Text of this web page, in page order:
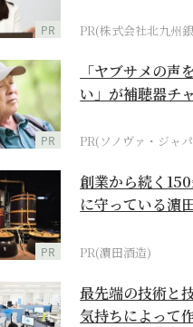
PR PR(株式会社北九州
PR
「ヤブサメの声
い」が補聴器チ
PR(ソノヴァ・ジャ
PR
創業から続く
に守っている濵
PR(濵田酒造)
最先端の技術と
気持ちによって